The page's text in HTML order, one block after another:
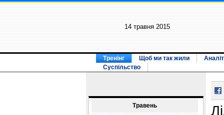
14 травня 2015
Тренінг Щоб ми так жили
Суспільство
Травень